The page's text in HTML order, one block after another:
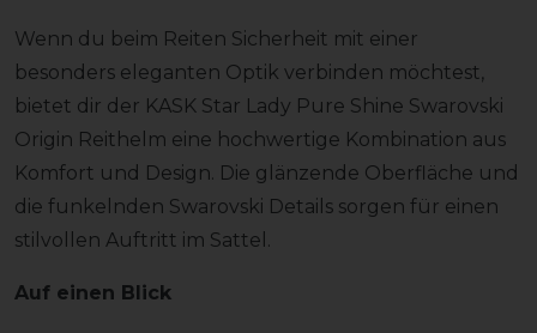
Wenn du beim Reiten Sicherheit mit einer
besonders eleganten Optik verbinden möchtest,
bietet dir der KASK Star Lady Pure Shine Swarovski
Origin Reithelm eine hochwertige Kombination aus
Komfort und Design. Die glänzende Oberfläche und
die funkelnden Swarovski Details sorgen für einen
stilvollen Auftritt im Sattel.
Auf einen Blick